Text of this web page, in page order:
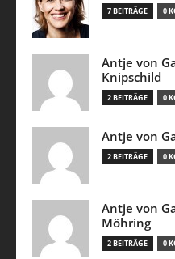
7 BEITRÄGE 0
Antje von
Knipschild
2 BEITRÄGE 0
Antje von
2 BEITRÄGE 0
Antje von
Möhring
2 BEITRÄGE 0